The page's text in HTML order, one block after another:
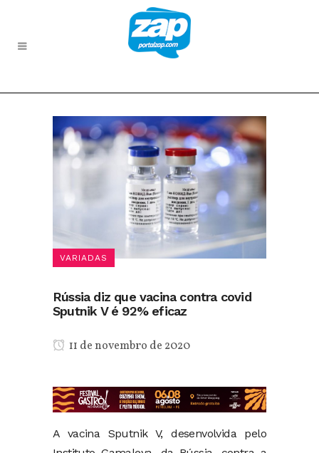
VARIADAS
Rússia diz que vacina contra covid
Sputnik V é 92% eficaz
11 de novembro de 2020
A vacina Sputnik V, desenvolvida pelo